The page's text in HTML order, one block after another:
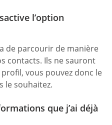
l’option
de parcourir de manière
contacts. Ils ne sauront
vous pouvez donc le
le souhaitez.
que j’ai déjà